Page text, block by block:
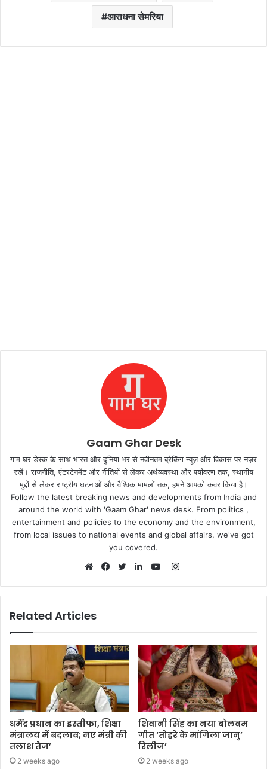
आराधना सेमरिया
Gaam Ghar Desk
गाम घर डेस्क के साथ भारत और दुनिया भर से नवीनतम ब्रेकिंग न्यूज़ और विकास पर नज़र
रखें। राजनीति, एंटरटेनमेंट और नीतियों से लेकर अर्थव्यवस्था और पर्यावरण तक, स्थानीय
मुद्दों से लेकर राष्ट्रीय घटनाओं और वैश्विक मामलों तक, हमने आपको कवर किया है।
Follow the latest breaking news and developments from India and
around the world with 'Gaam Ghar' news desk. From politics ,
entertainment and policies to the economy and the environment,
from local issues to national events and global affairs, we've got
you covered.
Instagram
Related Articles
धर्मेंद्र प्रधान का इस्तीफा, शिक्षा
मंत्रालय में बदलाव; नए मंत्री की
तलाश तेज’
2 weeks ago
शिवानी सिंह का नया बोलबम
गीत ‘तोहरे के मांगिला जानु’
रिलीज’
2 weeks ago